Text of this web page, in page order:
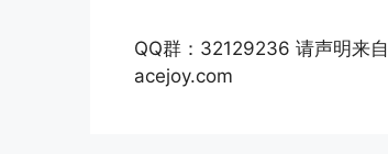
QQ群：32129236 请声明来自
acejoy.com